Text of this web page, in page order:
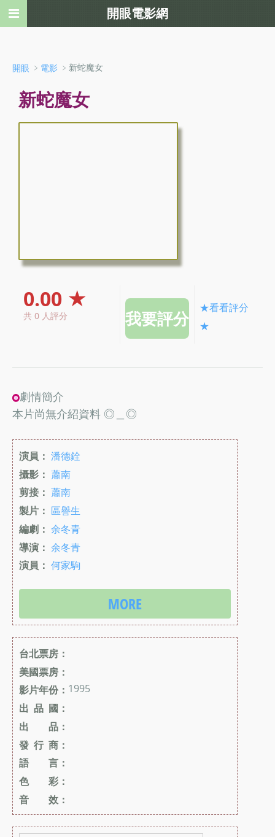
開眼 ﹥ 電影 ﹥新蛇魔女
新蛇魔女
0.00 ★
共 0 人評分
★看看評分
★
劇情簡介
本片尚無介紹資料 ◎＿◎
演員： 潘德銓
攝影： 蕭南
剪接： 蕭南
製片： 區譽生
編劇： 余冬青
導演： 余冬青
演員： 何家駒
MORE
台北票房：
美國票房：
影片年份： 1995
出 品 國：
出 品：
發 行 商：
語 言：
色 彩：
音 效：
開眼電影網